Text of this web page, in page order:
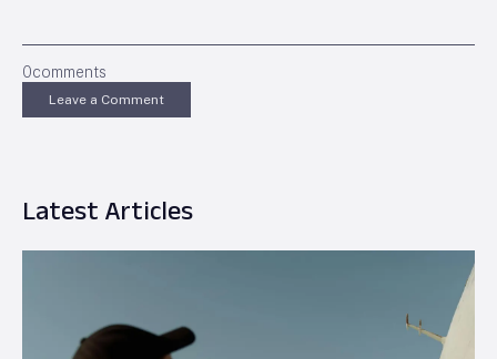
0comments
Leave a Comment
Latest Articles